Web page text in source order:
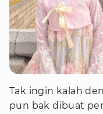
Tak ingin kalah
pun bak dibuat